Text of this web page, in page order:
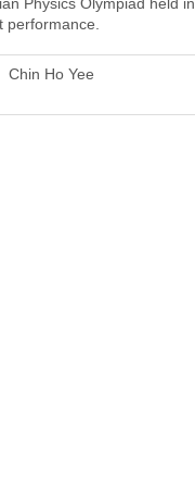
Physics Olympiad held in
performance.
Chin Ho Yee